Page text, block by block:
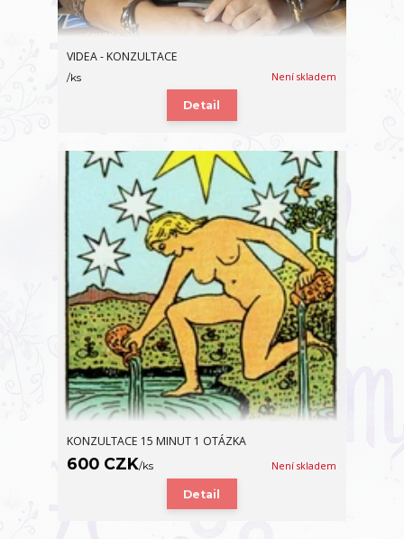
VIDEA - KONZULTACE
/ks Není skladem
Detail
KONZULTACE 15 MINUT 1 OTÁZKA
600 CZK/ks Není skladem
Detail